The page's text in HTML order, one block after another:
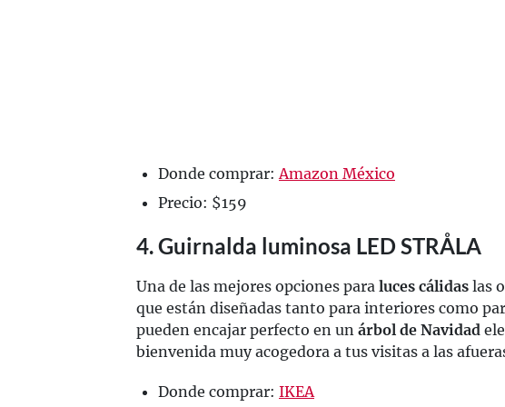
Donde comprar:Amazon México
Precio: $159
4. Guirnalda luminosa LED STRÅLA
Una de las mejores opciones para luces cálidas las
que están diseñadas tanto para interiores como
pueden encajar perfecto en un árbol de Navidad
bienvenida muy acogedora a tus visitas a las
Donde comprar: IKEA